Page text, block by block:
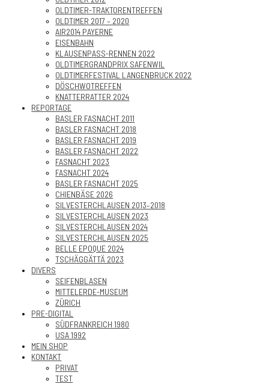
OLDTIMER-TRAKTORENTREFFEN
OLDTIMER 2017 – 2020
AIR2014 PAYERNE
EISENBAHN
KLAUSENPASS-RENNEN 2022
OLDTIMERGRANDPRIX SAFENWIL
OLDTIMERFESTIVAL LANGENBRUCK 2022
DÖSCHWOTREFFEN
KNATTERRATTER 2024
REPORTAGE
BASLER FASNACHT 2011
BASLER FASNACHT 2018
BASLER FASNACHT 2019
BASLER FASNACHT 2022
FASNACHT 2023
FASNACHT 2024
BASLER FASNACHT 2025
CHIENBÄSE 2026
SILVESTERCHLAUSEN 2013–2018
SILVESTERCHLAUSEN 2023
SILVESTERCHLAUSEN 2024
SILVESTERCHLAUSEN 2025
BELLE EPOQUE 2024
TSCHÄGGÄTTÄ 2023
DIVERS
SEIFENBLASEN
MITTELERDE-MUSEUM
ZÜRICH
PRE-DIGITAL
SÜDFRANKREICH 1980
USA 1992
MEIN SHOP
KONTAKT
PRIVAT
TEST